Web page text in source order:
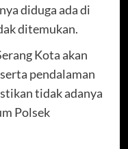
diduga ada di
ditemukan.
Kota akan
pendalaman
tidak adanya
Polsek